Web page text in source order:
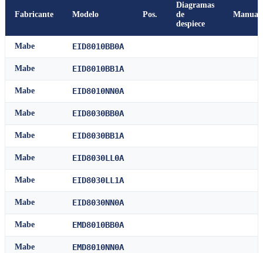
Fabricante Modelo Pos.
Diagramas
de
despiece
Manual
Mabe EID8010BB0A
Mabe EID8010BB1A
Mabe EID8010NN0A
Mabe EID8030BB0A
Mabe EID8030BB1A
Mabe EID8030LL0A
Mabe EID8030LL1A
Mabe EID8030NN0A
Mabe EMD8010BB0A
Mabe EMD8010NN0A